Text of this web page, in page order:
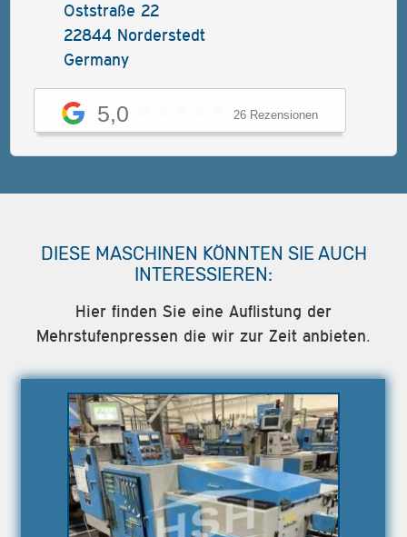
Oststraße 22
22844 Norderstedt
Germany
5,0 26 Rezensionen
DIESE MASCHINEN KÖNNTEN SIE AUCH
INTERESSIEREN:
Hier finden Sie eine Auflistung der
Mehrstufenpressen die wir zur Zeit anbieten.